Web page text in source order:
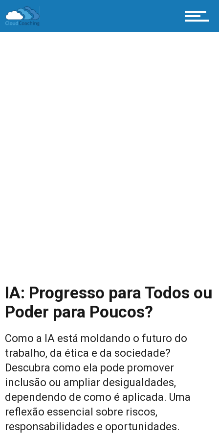
IA: Progresso para Todos ou
Poder para Poucos?
Como a IA está moldando o futuro do
trabalho, da ética e da sociedade?
Descubra como ela pode promover
inclusão ou ampliar desigualdades,
dependendo de como é aplicada. Uma
reflexão essencial sobre riscos,
responsabilidades e oportunidades.